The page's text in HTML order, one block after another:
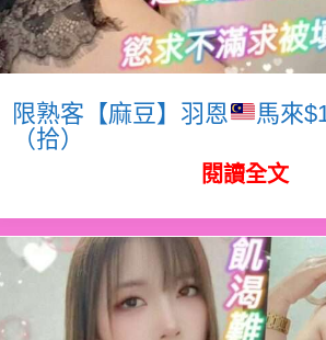
限熟客【麻豆】羽恩
馬來
（拾）
閱讀全文